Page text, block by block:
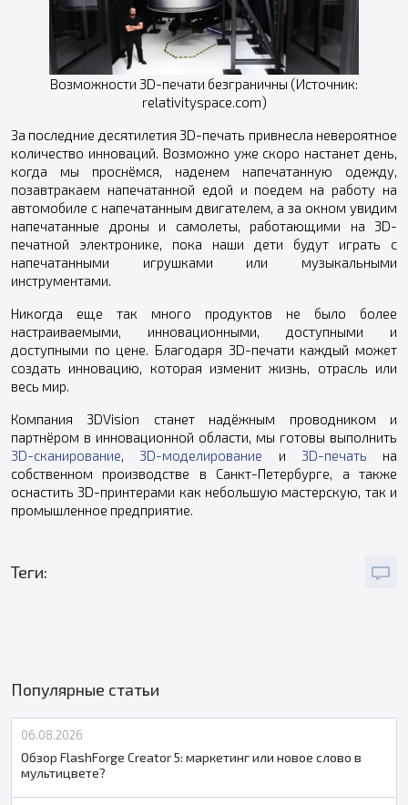
Возможности 3D-печати безграничны (Источник:
relativityspace.com)
За последние десятилетия 3D-печать привнесла невероятное
количество инноваций. Возможно уже скоро настанет день,
когда мы проснёмся, наденем напечатанную одежду,
позавтракаем напечатанной едой и поедем на работу на
автомобиле с напечатанным двигателем, а за окном увидим
напечатанные дроны и самолеты, работающими на 3D-
печатной электронике, пока наши дети будут играть с
напечатанными игрушками или музыкальными
инструментами.
Никогда еще так много продуктов не было более
настраиваемыми, инновационными, доступными и
доступными по цене. Благодаря 3D-печати каждый может
создать инновацию, которая изменит жизнь, отрасль или
весь мир.
Компания 3DVision станет надёжным проводником и
партнёром в инновационной области, мы готовы выполнить
3D-сканирование, 3D-моделирование и 3D-печать на
собственном производстве в Санкт-Петербурге, а также
оснастить 3D-принтерами как небольшую мастерскую, так и
промышленное предприятие.
Теги:
Популярные статьи
06.08.2026
Обзор FlashForge Creator 5: маркетинг или новое слово в
мультицвете?